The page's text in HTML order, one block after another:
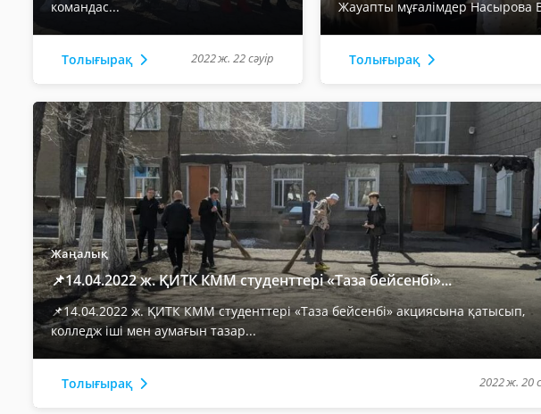
командас...
Толығырақ 2022 ж. 22 сәуір
Жауапты мұғалімдер Насырова
Толығырақ
Жаңалық
📌14.04.2022 ж. ҚИТК КММ студенттері «Таза бейсенбі»...
📌14.04.2022 ж. ҚИТК КММ студенттері «Таза бейсенбі» акциясына қатысып,
колледж іші мен аумағын тазар...
Толығырақ 2022 ж. 20